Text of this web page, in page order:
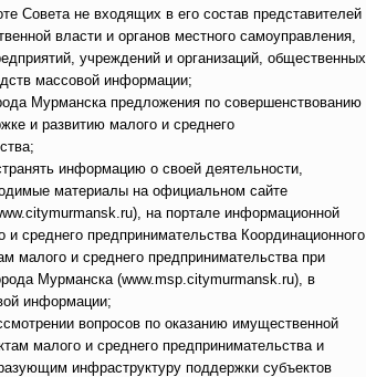
Совета не входящих в его состав представителей
власти и органов местного самоуправления,
учреждений и организаций, общественных
массовой информации;
Мурманска предложения по совершенствованию
и развитию малого и среднего
информацию о своей деятельности,
материалы на официальном сайте
на портале информационной
и среднего предпринимательства Координационного
малого и среднего предпринимательства при
Мурманска (www.msp.citymurmansk.ru), в
информации;
вопросов по оказанию имущественной
малого и среднего предпринимательства и
инфраструктуру поддержки субъектов